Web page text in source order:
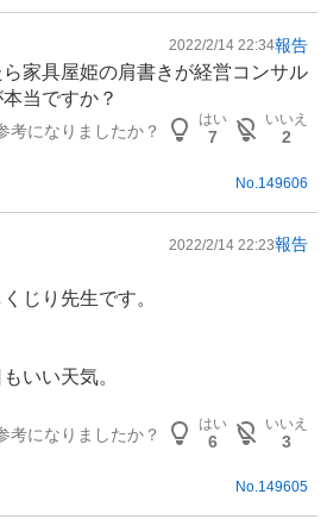
2022/2/14 22:34報告
家具屋姫の肩書きが経営コンサル
当ですか？
考になりましたか？
はい
7
いいえ
2
No.149606
2022/2/14 22:23報告
じり先生です。
いい天気。
考になりましたか？
はい
6
いいえ
3
No.149605